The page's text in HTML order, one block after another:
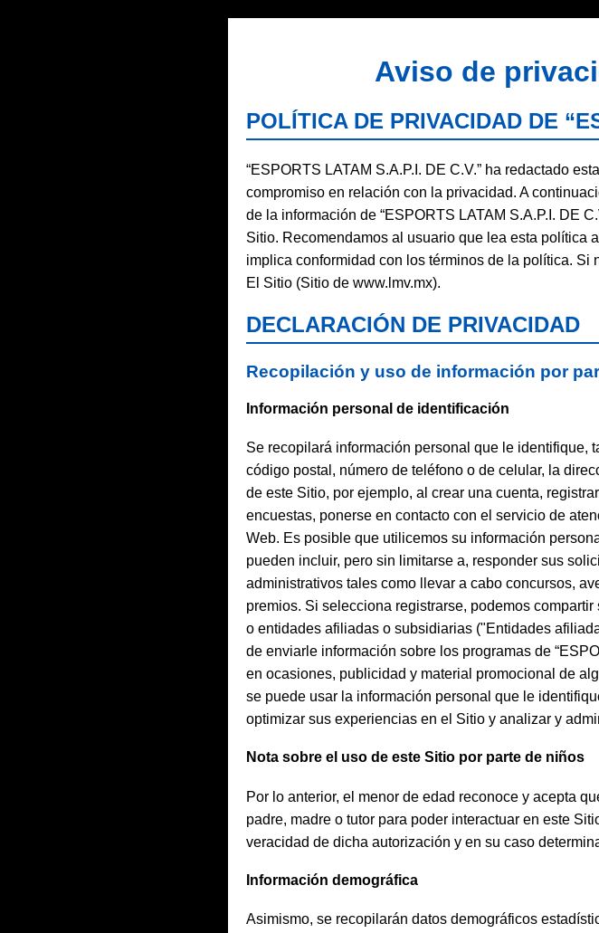
Aviso de
POLÍTICA DE PRIVACIDAD DE
“ESPORTS LATAM S.A.P.I. DE C.V.” ha redactado
compromiso en relación con la privacidad. A
de la información de “ESPORTS LATAM S.A.P.I. DE
Sitio. Recomendamos al usuario que lea esta política
implica conformidad con los términos de la política. Si
El Sitio (Sitio de www.lmv.mx).
DECLARACIÓN DE PRIVACIDAD
Recopilación y uso de información por
Información personal de identificación
Se recopilará información personal que le identifique,
código postal, número de teléfono o de celular, la
de este Sitio, por ejemplo, al crear una cuenta,
encuestas, ponerse en contacto con el servicio de
Web. Es posible que utilicemos su información
pueden incluir, pero sin limitarse a, responder sus
administrativos tales como llevar a cabo concursos,
premios. Si selecciona registrarse, podemos
o entidades afiliadas o subsidiarias ("Entidades
de enviarle información sobre los programas de
en ocasiones, publicidad y material promocional de
se puede usar la información personal que le
optimizar sus experiencias en el Sitio y analizar y
Nota sobre el uso de este Sitio por parte de niños
Por lo anterior, el menor de edad reconoce y acepta
padre, madre o tutor para poder interactuar en este
veracidad de dicha autorización y en su caso
Información demográfica
Asimismo, se recopilarán datos demográficos